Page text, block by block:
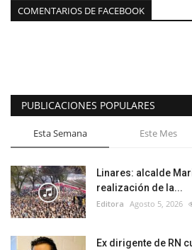
COMENTARIOS DE FACEBOOK
PUBLICACIONES POPULARES
Esta Semana Este Mes
Linares: alcalde
realización de la...
Editora Agosto 5, 2026
Ex dirigente de RN